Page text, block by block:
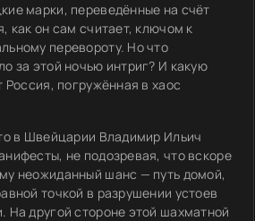
марки, переведённые на счёт
как он сам считает, ключом к
перевороту. Но что
за этой ночью интриг? И какую
Россия, погружённая в хаос
в Швейцарии Владимир Ильич
не подозревая, что вскоре
неожиданный шанс — путь домой,
точкой в разрушении устоев
На другой стороне этой шахматной